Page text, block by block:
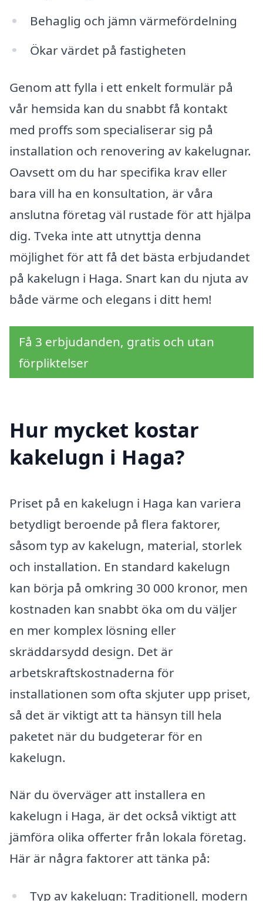
Behaglig och jämn värmefördelning
Ökar värdet på fastigheten
Genom att fylla i ett enkelt formulär på
vår hemsida kan du snabbt få kontakt
med proffs som specialiserar sig på
installation och renovering av kakelugnar.
Oavsett om du har specifika krav eller
bara vill ha en konsultation, är våra
anslutna företag väl rustade för att hjälpa
dig. Tveka inte att utnyttja denna
möjlighet för att få det bästa erbjudandet
på kakelugn i Haga. Snart kan du njuta av
både värme och elegans i ditt hem!
Få 3 erbjudanden, gratis och utan
förpliktelser
Hur mycket kostar
kakelugn i Haga?
Priset på en kakelugn i Haga kan variera
betydligt beroende på flera faktorer,
såsom typ av kakelugn, material, storlek
och installation. En standard kakelugn
kan börja på omkring 30 000 kronor, men
kostnaden kan snabbt öka om du väljer
en mer komplex lösning eller
skräddarsydd design. Det är
arbetskraftskostnaderna för
installationen som ofta skjuter upp priset,
så det är viktigt att ta hänsyn till hela
paketet när du budgeterar för en
kakelugn.
När du överväger att installera en
kakelugn i Haga, är det också viktigt att
jämföra olika offerter från lokala företag.
Här är några faktorer att tänka på:
Typ av kakelugn: Traditionell, modern